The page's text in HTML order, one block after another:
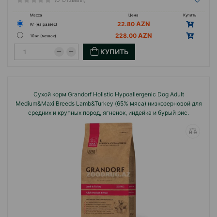
Масса Цена
Купить
Кг (на развес)
22.80
10 кг (мешок) 228.00
КУПИТЬ
Сухой корм Grandorf Holistiс Hypoallergenic Dog Adult
Medium&Maxi Breeds Lamb&Turkey (65% мяса) низкозерновой для
средних и крупных пород, ягненок, индейка и бурый рис.